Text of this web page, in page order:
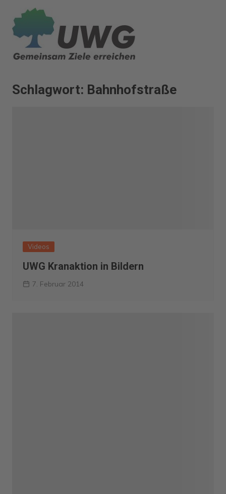
Inhalt
springen
Schlagwort: Bahnhofstraße
Videos
UWG Kranaktion in Bildern
7. Februar 2014